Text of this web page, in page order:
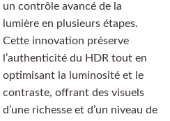
un contrôle avancé de la
lumière en plusieurs étapes.
Cette innovation préserve
l’authenticité du HDR tout en
optimisant la luminosité et le
contraste, offrant des visuels
d’une richesse et d’un niveau de